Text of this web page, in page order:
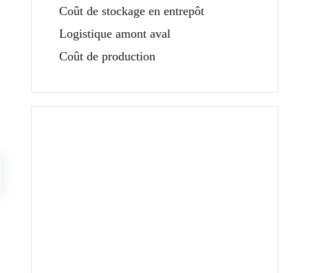
Coût de stockage en entrepôt
Logistique amont aval
Coût de production